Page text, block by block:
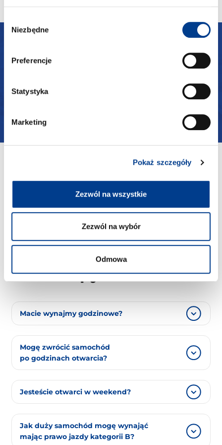
zgody
Niezbędne
Preferencje
Statystyka
Marketing
Pokaż szczegóły
Zezwól na wszystkie
Zezwól na wybór
Odmowa
FAQ
Najczęściej zadawane
pytania
Macie wynajmy godzinowe?
Najkrótszy wynajem to jedna doba.
Mogę zwrócić samochód
po godzinach otwarcia?
Tak, zapytaj o to przy wydawaniu samochodu.
Jesteście otwarci w weekend?
Nasze biuro jest czynne w soboty. Odbiór
samochodu w niedzielę jest możliwy,
Jak duży samochód mogę wynająć
mając prawo jazdy kategorii B?